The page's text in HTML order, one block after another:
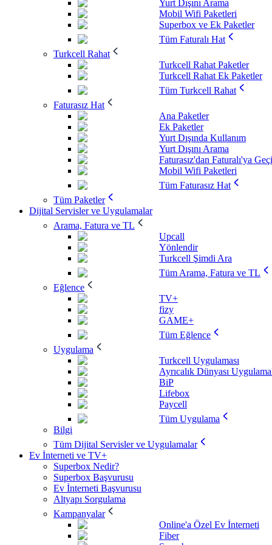
Yurt Dışını Arama
Mobil Wifi Paketleri
Superbox ve Ek Paketler
Tüm Faturalı Hat
Turkcell Rahat
Turkcell Rahat Paketler
Turkcell Rahat Ek Paketler
Tüm Turkcell Rahat
Faturasız Hat
Ana Paketler
Ek Paketler
Yurt Dışında Kullanım
Yurt Dışını Arama
Faturasız'dan Faturalı'ya
Mobil Wifi Paketleri
Tüm Faturasız Hat
Tüm Paketler
Dijital Servisler ve Uygulamalar
Arama, Fatura ve TL
Upcall
Yönlendir
Turkcell Şimdi Ara
Tüm Arama, Fatura ve TL
Eğlence
TV+
fizy
GAME+
Tüm Eğlence
Uygulama
Turkcell Uygulaması
Ayrıcalık Dünyası
BiP
Lifebox
Paycell
Tüm Uygulama
Bilgi
Tüm Dijital Servisler ve Uygulamalar
Ev İnterneti ve TV+
Superbox Nedir?
Superbox Başvurusu
Ev İnterneti Başvurusu
Altyapı Sorgulama
Kampanyalar
Online'a Özel Ev İnterneti
Fiber